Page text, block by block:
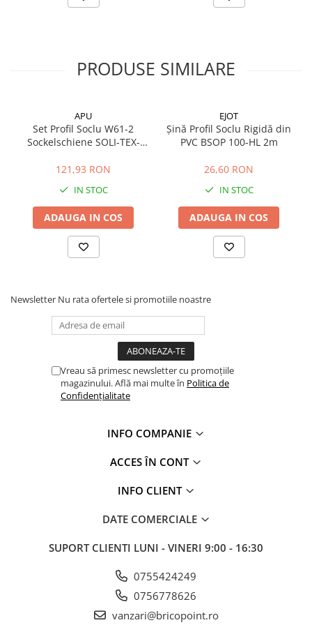
Profile Decorative
Ancadramente Uși și Ferestre
Termosistem Decorativ
Brâuri Decorative
Scafe pentru Led
Cornișe
Glafuri
Glafuri din Ceramică
Vopsele & Tencuieli Decorative
Tencuieli Decorative
Finisaje Giorgio Graesan
Sobe și Șeminee
Coșuri și Tubulatură Evacuare
Accesorii Ventilație
PRODUSE SIMILARE
APU
Set Profil Soclu W61-2
Sockelschiene SOLI-TEX-
121,93 RON
IN STOC
ADAUGA IN COS
EJOT
Șină Profil Soclu Rigidă din
PVC BSOP 100-HL 2m
26,60 RON
IN STOC
ADAUGA IN COS
Newsletter Nu rata ofertele si promotiile noastre
Vreau să primesc newsletter cu promoțiile
magazinului. Află mai multe în Politica de
Confidențialitate
INFO COMPANIE
ACCES ÎN CONT
INFO CLIENT
DATE COMERCIALE
SUPORT CLIENTI LUNI - VINERI 9:00 - 16:30
0755424249
0756778626
vanzari@bricopoint.ro